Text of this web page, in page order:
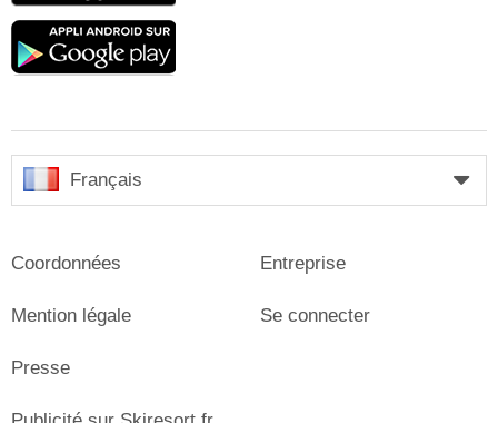
Google
Français
Coordonnées
Mention légale
Presse
Entreprise
Se connecter